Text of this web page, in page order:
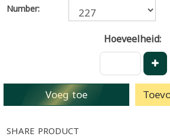
Number:
Hoeveelheid:
Voeg toe
SHARE PRODUCT